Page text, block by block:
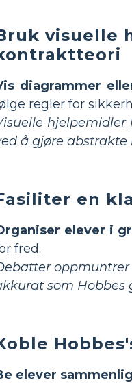
visuelle
diagrammer
regler for
hjelpemidler
å gjøre
en
elever i
fred.
som Hobbes
elever